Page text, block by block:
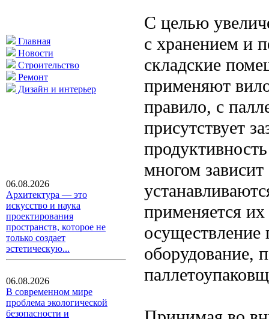
Главная
Новости
Строительство
Ремонт
Дизайн и интерьер
06.08.2026
Архитектура — это
искусство и наука
проектирования
пространств, которое не
только создает
эстетическую...
06.08.2026
В современном мире
проблема экологической
безопасности и
С целью
с хранением и
складские
применяют
правило, с
присутствует
многом
применяется
осуществление
оборудование,